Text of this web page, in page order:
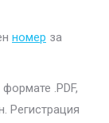
номер за
.PDF,
Регистрация